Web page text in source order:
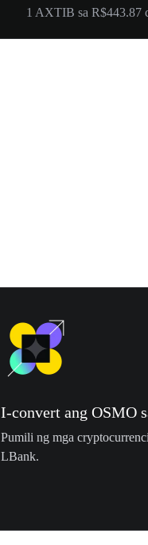
1 AXTIB sa R$443.87
I-convert ang OSMO
Pumili ng mga
LBank.